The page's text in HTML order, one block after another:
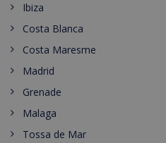
Ibiza
Costa Blanca
Costa Maresme
Madrid
Grenade
Malaga
Tossa de Mar